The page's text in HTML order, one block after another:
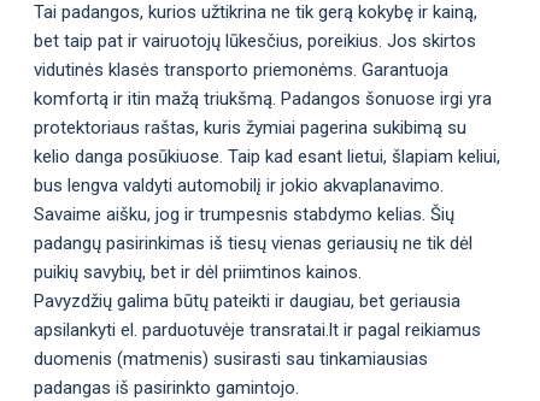
Tai padangos, kurios užtikrina ne tik gerą kokybę ir kainą,
bet taip pat ir vairuotojų lūkesčius, poreikius. Jos skirtos
vidutinės klasės transporto priemonėms. Garantuoja
komfortą ir itin mažą triukšmą. Padangos šonuose irgi yra
protektoriaus raštas, kuris žymiai pagerina sukibimą su
kelio danga posūkiuose. Taip kad esant lietui, šlapiam keliui,
bus lengva valdyti automobilį ir jokio akvaplanavimo.
Savaime aišku, jog ir trumpesnis stabdymo kelias. Šių
padangų pasirinkimas iš tiesų vienas geriausių ne tik dėl
puikių savybių, bet ir dėl priimtinos kainos.
Pavyzdžių galima būtų pateikti ir daugiau, bet geriausia
apsilankyti el. parduotuvėje transratai.lt ir pagal reikiamus
duomenis (matmenis) susirasti sau tinkamiausias
padangas iš pasirinkto gamintojo.